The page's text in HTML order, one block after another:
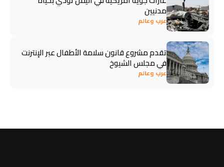
مدنيين
عرب وعالم
تقدم مشروع قانون سلامة الأطفال عبر الإنترنت
في مجلس الشيوخ
عرب وعالم